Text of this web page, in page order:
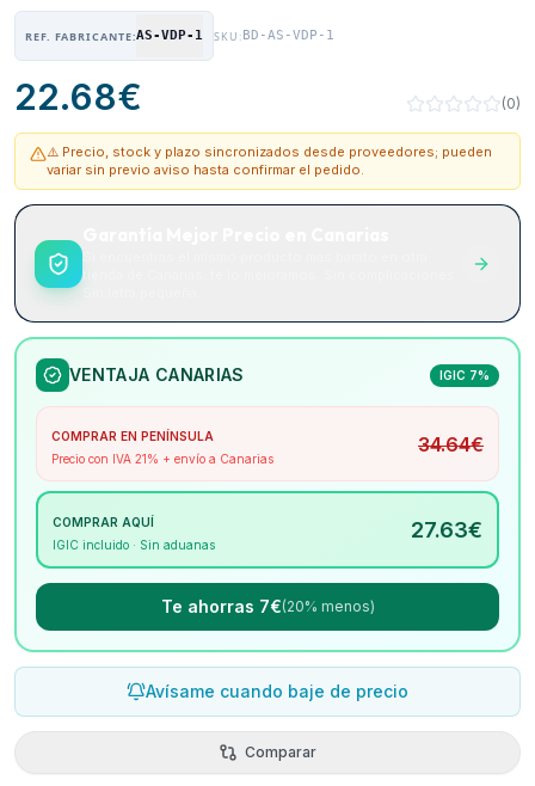
REF. FABRICANTE:AS-VDP-1 SKU:BD-AS-VDP-1
22.68€ (0)
⚠️ Precio, stock y plazo sincronizados desde proveedores; pueden
variar sin previo aviso hasta confirmar el pedido.
VENTAJA CANARIAS IGIC 7%
COMPRAR EN PENÍNSULA
Precio con IVA 21% + envío a Canarias
34.64€
COMPRAR AQUÍ
IGIC incluido · Sin aduanas
27.63€
Te ahorras 7€(20% menos)
Avísame cuando baje de precio
Comparar